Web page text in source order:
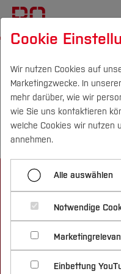
Campus Personen
Studium
Vor dem
Bewerben &
Im Studium
Studienbüros
Nach dem
Forschung
Profil
Forschungs-
Schwerpunkte
Beratung &
Nachhaltigkeit
International
📰 News
WomEngineer
Informationen
Cookie
Wir nutzen Cookies auf
Marketingzwecke. In unserer
mehr darüber, wie wir
wie Sie uns kontaktieren
welche Cookies wir nutzen
annehmen.
Alle auswählen
Notwendige
Einbettung